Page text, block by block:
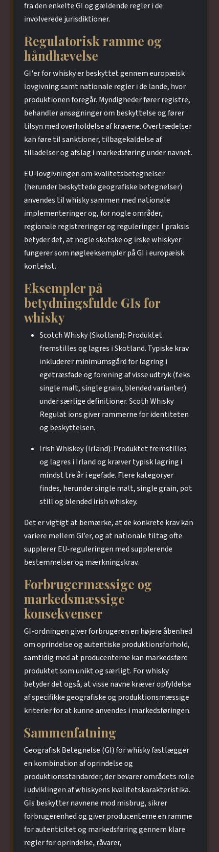
fra den enkelte GI og gældende regler i de
involverede jurisdiktioner.
Regulatorisk ramme og
håndhævelse
GI'er for whisky er beskyttet gennem europæisk
lovgivning samt nationale regler i de lande, hvor
produktionen foregår. Myndigheder fører registre,
behandler ansøgninger om beskyttelse og fører
tilsyn med overholdelse af kravene. Overtrædelser
kan føre til sanktioner, tilbagekaldelse af
tilladelser og afslag i markedsføring under navnet.
EU-lovgivningen om kvalitetsbetegnelser
(herunder beskytte­de geografiske betegnelser)
anvendes til whisky sammen med nationale
implementeringer og, for nogle områder,
regionale registreringer og reguleringer. I praksis
betyder det, at nogle skotske og irske whiskyer
fungerer som nøgleeksempler på GI i europæisk
kontekst.
Eksempler på
betydningsfulde GIs for
whisky
Scotch Whisky (Skotland): Produktet
fremstilles og lagres i Skotland. Typiske krav
inkluderer minimumsgård for lagring i
egetræsfade og forening af visse udtryk (f.eks
single malt, single grain, blended varianter)
under særlige definitioner. Scoth Whisky
Regulat ions giver rammerne for identiteten
og beskyttelsen.
Irish Whiskey (Irland): Produktet fremstilles
og lagres i Irland og kræver typisk lagring i
mindst tre år i egefade. Flere kategoryer
findes, herunder single malt, single grain, pot
still og blended irish whiskey.
Det er vigtigt at bemærke, at de konkrete krav kan
variere mellem GI’er, og at nationale tiltag ofte
supplerer EU-reguleringen med supplerende
bestemmelser og mærkningskrav.
Forbrugermæssige og
markedsmæssige
konsekvenser
GI-ordningen giver forbrugeren en højere åbenhed
om oprindelse og autentiske produktionsforhold,
samtidig med at producenterne kan markedsføre
produktet som unikt og særligt. For whisky
betyder det også, at visse navne kræver opfyldelse
af specifikke geografiske og produktionsmæssige
kriterier for at kunne anvendes i markedsføringen.
Sammenfatning
Geografisk Betegnelse (GI) for whisky fastlægger
en kombination af oprindelse og
produktionsstandarder, der bevarer områdets rolle
i udviklingen af whiskyens kvalitetskarakteristika.
GIs beskytter navnene mod misbrug, sikrer
forbrugerenhed og giver producenterne en ramme
for autenticitet og markedsføring gennem klare
regler for oprindelse, råvarer,